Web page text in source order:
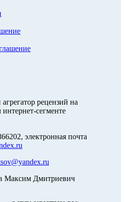
рецензий на
сегменте
электронная почта
Максим Дмитриевич